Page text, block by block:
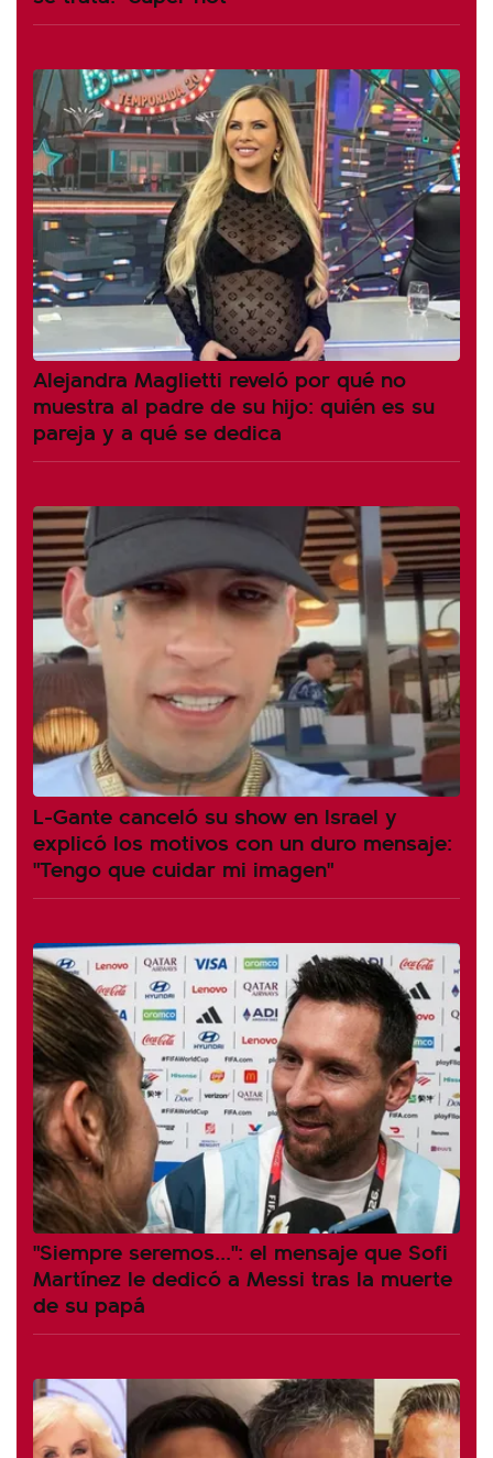
Alejandra Maglietti reveló por qué no
muestra al padre de su hijo: quién es su
pareja y a qué se dedica
L-Gante canceló su show en Israel y
explicó los motivos con un duro mensaje:
"Tengo que cuidar mi imagen"
"Siempre seremos...": el mensaje que Sofi
Martínez le dedicó a Messi tras la muerte
de su papá